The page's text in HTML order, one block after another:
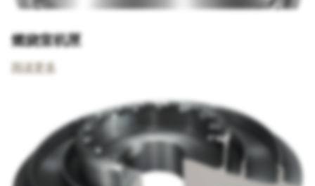
燃烧室机匣
阅读更多